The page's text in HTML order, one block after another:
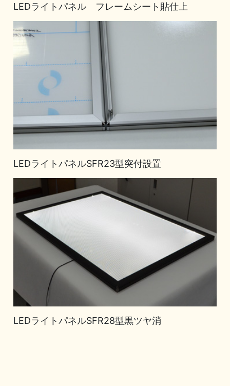
LEDライトパネル フレームシート貼仕上
LEDライトパネルSFR23型突付設置
LEDライトパネルSFR28型黒ツヤ消